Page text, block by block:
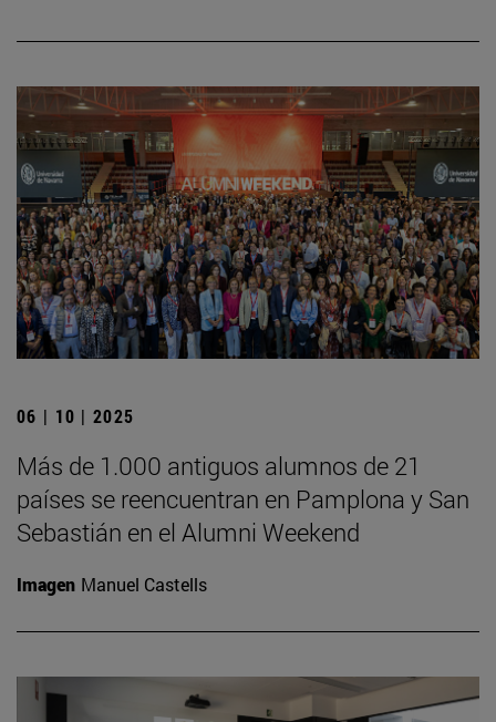
06 | 10 | 2025
Más de 1.000 antiguos alumnos de 21
países se reencuentran en Pamplona y San
Sebastián en el Alumni Weekend
Imagen Manuel Castells